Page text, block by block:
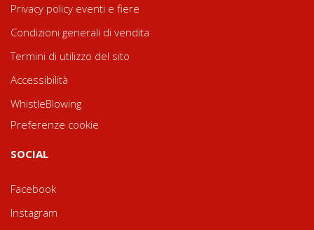
Privacy policy eventi e fiere
Condizioni generali di vendita
Termini di utilizzo del sito
Accessibilità
WhistleBlowing
Preferenze cookie
SOCIAL
Facebook
Instagram